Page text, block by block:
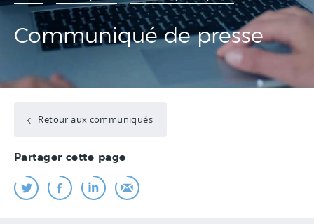
Communiqué de presse
Retour aux communiqués
Partager cette page